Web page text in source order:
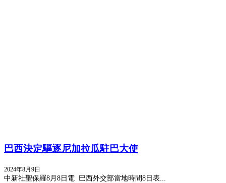
巴西決定驅逐尼加拉瓜駐巴大使
2024年8月9日
中新社聖保羅8月8日電 巴西外交部當地時間8日表...